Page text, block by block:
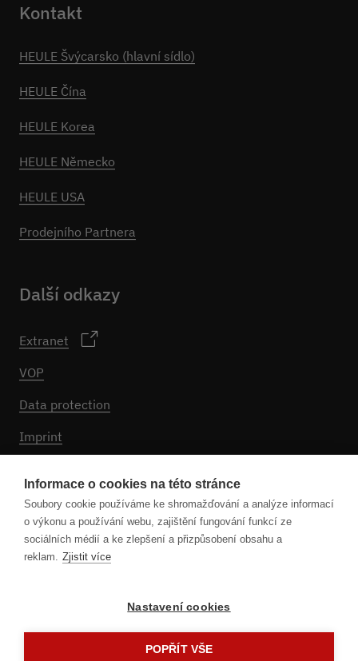
Kontakt
HEULE Švýcarsko (hlavní sídlo)
HEULE Čína
HEULE Korea
HEULE Německo
HEULE USA
Prodejního Partnera
Další odkazy
Extranet
VOP
Data protection
Imprint
Sledujte nás
Informace o cookies na této stránce
Soubory cookie používáme ke shromažďování a analýze informací
o výkonu a používání webu, zajištění fungování funkcí ze
sociálních médií a ke zlepšení a přizpůsobení obsahu a
reklam. Zjistit více
Nastavení cookies
POPŘÍT VŠE